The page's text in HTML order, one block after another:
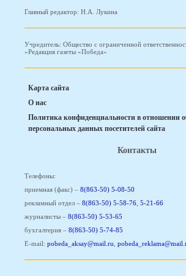
Главный редактор: Н.А. Лукина
Учредитель: Общество с ограниченной
«Редакция газеты «Победа»
Карта сайта
О нас
Политика конфиденциальности в отношении
персональных данных посетителей сайта
Контакты
Телефоны:
приемная (факс) – 8(863-50) 5-08-50
рекламный отдел – 8(863-50) 5-58-76, 5-21-66
журналисты – 8(863-50) 5-53-65
бухгалтерия – 8(863-50) 5-74-85
E-mail: pobeda_aksay@mail.ru,